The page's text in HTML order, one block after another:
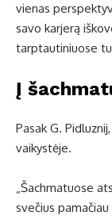
vienas
savo karjerą
tarptautiniuose
Į
Pasak G.
vaikystėje.
„Šachmatuose
svečius